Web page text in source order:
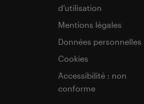
d’utilisation
Mentions légales
Données personnelles
Cookies
Accessibilité : non
conforme